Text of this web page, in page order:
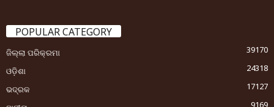
POPULAR CATEGORY
ଜିଲ୍ଲା ପରିକ୍ରମା
39170
ଓଡ଼ିଶା
24318
ଭଦ୍ରକ
17127
9169